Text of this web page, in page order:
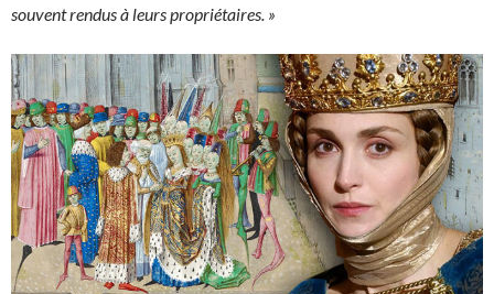
souvent rendus à leurs propriétaires. »